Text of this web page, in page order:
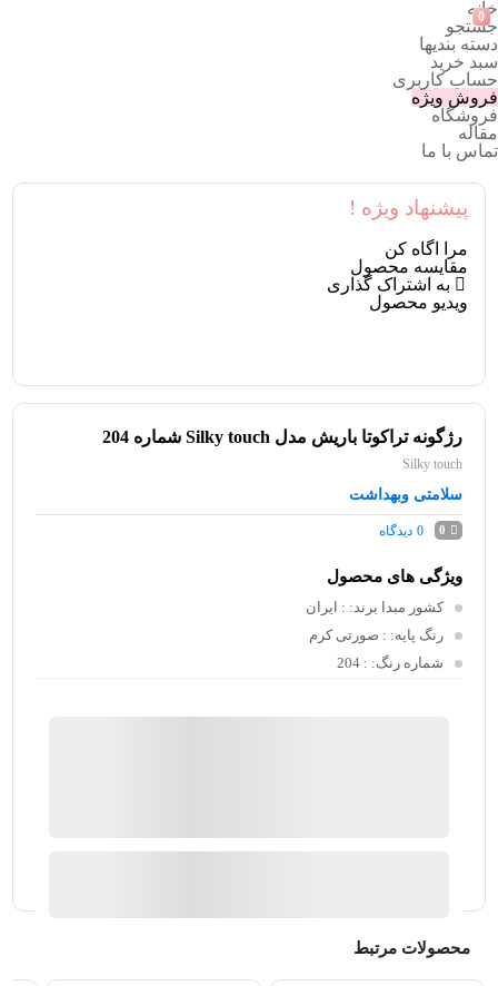
خانه
جستجو
دسته بندیها
سبد خرید
حساب کاربری
فروش ویژه
فروشگاه
مقاله
تماس با ما
0
پیشنهاد ویژه !
مرا اگاه کن
مقایسه محصول
به اشتراک گذاری
ویدیو محصول
رژگونه تراکوتا باریش مدل Silky touch شماره 204
Silky touch
سلامتی وبهداشت
0
0 دیدگاه
ویژگی های محصول
کشور مبدا برند: : ایران
رنگ پایه: : صورتی کرم
شماره رنگ: : 204
محصولات مرتبط